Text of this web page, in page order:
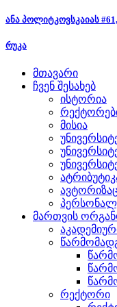
ანა პოლიტკოვსკაიას
რუკა
მთავარი
ჩვენ შესახებ
ისტორია
მისია
მართვის
რექტორი